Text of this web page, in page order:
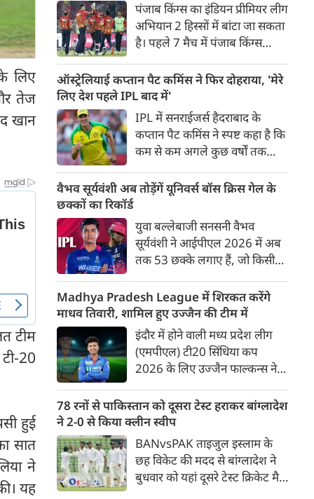
लिए
तेज
खान
टीम
20
हुई
सात
ने
यह
पंजाब किंग्स का इंडियन प्रीमियर लीग
अभियान 2 हिस्सों में बांटा जा सकता
है। पहले 7 मैच में पंजाब किंग्स
उसे हार का सामना करना पड़ा इसके
बाद अंतिम मैच वह जरूर जीती
लेकिन तब तक उसकी किस्मत
लखनऊ के हाथ लिखी गई थी।
ऑस्ट्रेलियाई कप्तान पैट कमिंस ने फिर दोहराया, 'मेरे
लिए देश पहले IPL बाद में'
IPL में सनराईजर्स हैदराबाद के
कप्तान पैट कमिंस ने स्पष्ट कहा है कि
कम से कम अगले कुछ वर्षों तक
प्राथमिकता होगी। यह बयान उस चर्चा
के बीच आया है, जिसमें कहा जा रहा
है कि ऑस्ट्रेलिया के कुछ बड़े खिलाड़ी
IPL से आगे बढ़कर अन्य फ्रेंचाइजी
क्रिकेट खेलने के लिए राष्ट्रीय टीम से
दूरी बना सकते हैं।
वैभव सूर्यवंशी अब तोड़ेंगें यूनिवर्स बॉस क्रिस गेल के
छक्कों का रिकॉर्ड
युवा बल्लेबाजी सनसनी वैभव
सूर्यवंशी ने आईपीएल 2026 में अब
तक 53 छक्के लगाए हैं, जो किसी
टूर्नामेंट में दूसरे सबसे ज़्यादा हैं। सबसे
ज़्यादा 59 छक्के क्रिस गेल ने
आईपीएल 2012 में लगाए थे।
सूर्यवंशी की नज़रें अब गेल के रिकॉर्ड
पर होंगी।
Madhya Pradesh League में शिरकत करेंगे
माधव तिवारी, शामिल हुए उज्जैन की टीम में
इंदौर में होने वाली मध्य प्रदेश लीग
(एमपीएल) टी20 सिंधिया कप
2026 के लिए उज्जैन फाल्कन्स ने
जिसमें युवा ऑलराउंडर माधव तिवारी
सबसे बड़े आकर्षण के रूप में
उभरकर सामने आए हैं। इंडियन
प्रीमियर लीग में दिल्ली कैपिटल्स का
हिस्सा रहे माधव तिवारी इस समय
मध्य प्रदेश के सबसे चर्चित युवा
78 रनों से पाकिस्तान को दूसरा टेस्ट हराकर बांग्लादेश
ने 2-0 से किया क्लीन स्वीप
BANvsPAK ताइजुल इस्लाम के
छह विकेट की मदद से बांग्लादेश ने
बुधवार को यहां दूसरे टेस्ट क्रिकेट मैच